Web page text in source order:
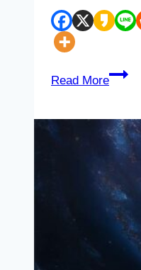
았
다.
Read More
아
스
사
기